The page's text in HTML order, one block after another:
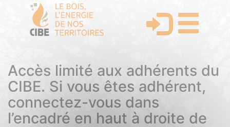
Accès limité aux adhérents du
CIBE. Si vous êtes adhérent,
connectez-vous dans
l’encadré en haut à droite de